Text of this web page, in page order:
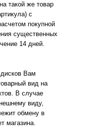
такой же товар
с
покупной
существенных
14 дней.
Вам
вид на
В случае
виду,
обмену в
магазина.